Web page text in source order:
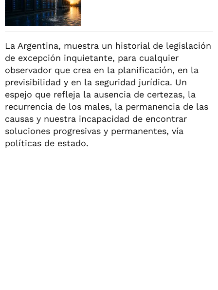
La Argentina, muestra un historial de legislación
de excepción inquietante, para cualquier
observador que crea en la planificación, en la
previsibilidad y en la seguridad jurídica. Un
espejo que refleja la ausencia de certezas, la
recurrencia de los males, la permanencia de las
causas y nuestra incapacidad de encontrar
soluciones progresivas y permanentes, vía
políticas de estado.